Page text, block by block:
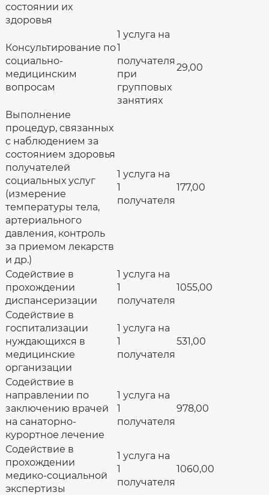
состоянии их
здоровья
Консультирование по
социально-
медицинским
вопросам
1 услуга на
1
получателя
при
групповых
занятиях
29,00
Выполнение
процедур, связанных
с наблюдением за
состоянием здоровья
получателей
социальных услуг
(измерение
температуры тела,
артериального
давления, контроль
за приемом лекарств
и др.)
1 услуга на
1
получателя
177,00
Содействие в
прохождении
диспансеризации
1 услуга на
1
получателя
1055,00
Содействие в
госпитализации
нуждающихся в
медицинские
организации
1 услуга на
1
получателя
531,00
Содействие в
направлении по
заключению врачей
на санаторно-
курортное лечение
1 услуга на
1
получателя
978,00
Содействие в
прохождении
медико-социальной
экспертизы
1 услуга на
1
получателя
1060,00